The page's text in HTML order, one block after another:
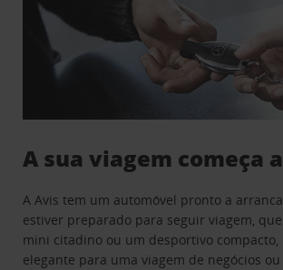
A sua viagem começa
A Avis tem um automóvel pronto a
estiver preparado para seguir viagem,
mini citadino ou um desportivo compacto,
elegante para uma viagem de negócios